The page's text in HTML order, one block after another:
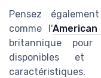
Pensez
comme l'
britannique
disponibles et
caractéristiques.